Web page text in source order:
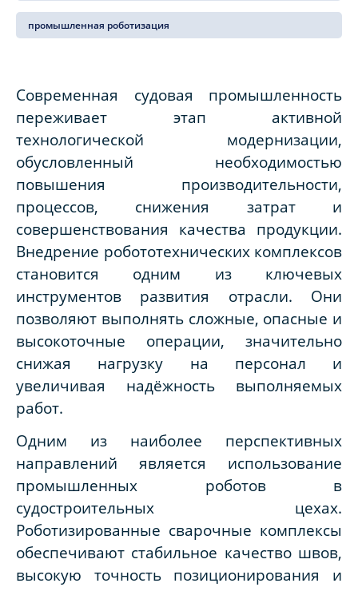
промышленная роботизация
Современная судовая промышленность
переживает этап активной
технологической модернизации,
обусловленный необходимостью
повышения производительности,
процессов, снижения затрат и
совершенствования качества продукции.
Внедрение робототехнических комплексов
становится одним из ключевых
инструментов развития отрасли. Они
позволяют выполнять сложные, опасные и
высокоточные операции, значительно
снижая нагрузку на персонал и
увеличивая надёжность выполняемых
работ.
Одним из наиболее перспективных
направлений является использование
промышленных роботов в
судостроительных цехах.
Роботизированные сварочные комплексы
обеспечивают стабильное качество швов,
высокую точность позиционирования и